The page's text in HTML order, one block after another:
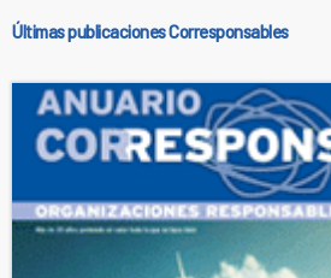
Últimas publicaciones Corresponsables